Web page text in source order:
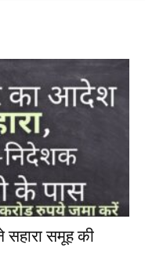
सहारा समूह की